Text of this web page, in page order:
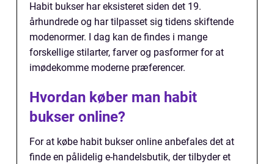
Habit bukser har eksisteret siden det 19.
århundrede og har tilpasset sig tidens skiftende
modenormer. I dag kan de findes i mange
forskellige stilarter, farver og pasformer for at
imødekomme moderne præferencer.
Hvordan køber man habit
bukser online?
For at købe habit bukser online anbefales det at
finde en pålidelig e-handelsbutik, der tilbyder et